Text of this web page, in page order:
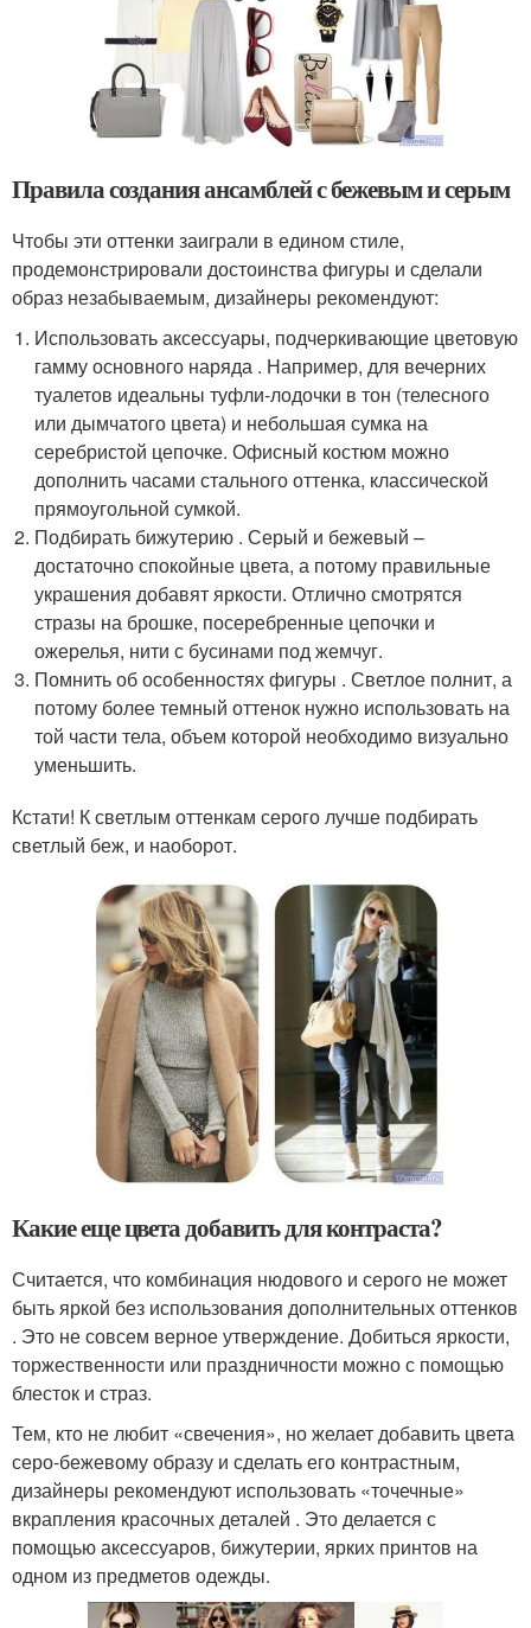
Правила создания ансамблей с бежевым и серым
Чтобы эти оттенки заиграли в едином стиле,
продемонстрировали достоинства фигуры и сделали
образ незабываемым, дизайнеры рекомендуют:
Использовать аксессуары, подчеркивающие цветовую
гамму основного наряда . Например, для вечерних
туалетов идеальны туфли-лодочки в тон (телесного
или дымчатого цвета) и небольшая сумка на
серебристой цепочке. Офисный костюм можно
дополнить часами стального оттенка, классической
прямоугольной сумкой.
Подбирать бижутерию . Серый и бежевый –
достаточно спокойные цвета, а потому правильные
украшения добавят яркости. Отлично смотрятся
стразы на брошке, посеребренные цепочки и
ожерелья, нити с бусинами под жемчуг.
Помнить об особенностях фигуры . Светлое полнит, а
потому более темный оттенок нужно использовать на
той части тела, объем которой необходимо визуально
уменьшить.
Кстати! К светлым оттенкам серого лучше подбирать
светлый беж, и наоборот.
Какие еще цвета добавить для контраста?
Считается, что комбинация нюдового и серого не может
быть яркой без использования дополнительных оттенков
. Это не совсем верное утверждение. Добиться яркости,
торжественности или праздничности можно с помощью
блесток и страз.
Тем, кто не любит «свечения», но желает добавить цвета
серо-бежевому образу и сделать его контрастным,
дизайнеры рекомендуют использовать «точечные»
вкрапления красочных деталей . Это делается с
помощью аксессуаров, бижутерии, ярких принтов на
одном из предметов одежды.